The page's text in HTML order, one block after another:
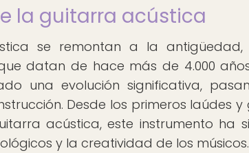
la guitarra acústica
se remontan a la antigüedad,
datan de hace más de 4.000
una evolución significativa,
Desde los primeros laúdes
acústica, este instrumento ha
y la creatividad de los músicos.